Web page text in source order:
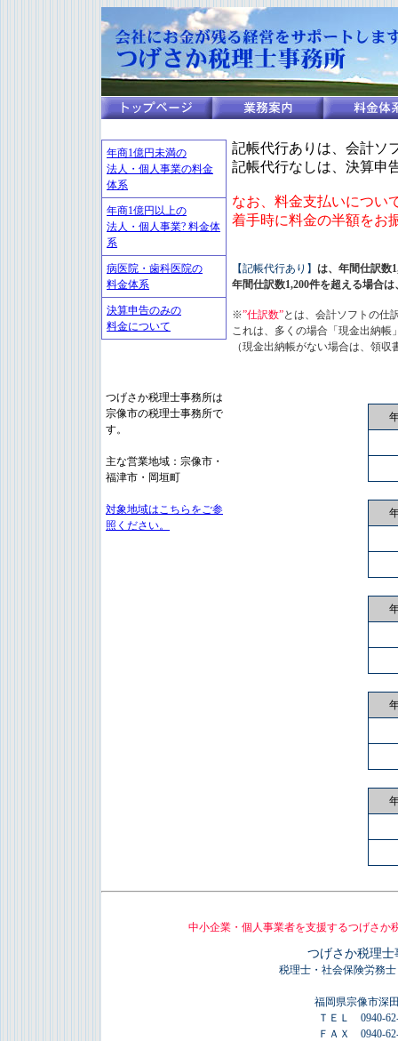
年商1億円未満の
法人・個人事業の料金
体系
年商1億円以上の
法人・個人事業? 料金体
系
病医院・歯科医院の
料金体系
決算申告のみの
料金について
記帳代行ありは、会計ソ
記帳代行なしは、決算申
なお、料金支払いについ
着手時に料金の半額をお
【記帳代行あり】 は、年間仕訳数
年間仕訳数1,200件を超える場合
※”仕訳数”とは、会計ソフトの仕
これは、多くの場合「現金出納帳
（現金出納帳がない場合は、領
つげさか税理士事務所は
宗像市の税理士事務所で
す。
主な営業地域：宗像市・
福津市・岡垣町
対象地域はこちらをご参
照ください。
中小企業・個人事業者を支援するつげさか
つげさか税理士
税理士・社会保険労
福岡県宗像市深
ＴＥＬ 0940-
ＦＡＸ 0940-